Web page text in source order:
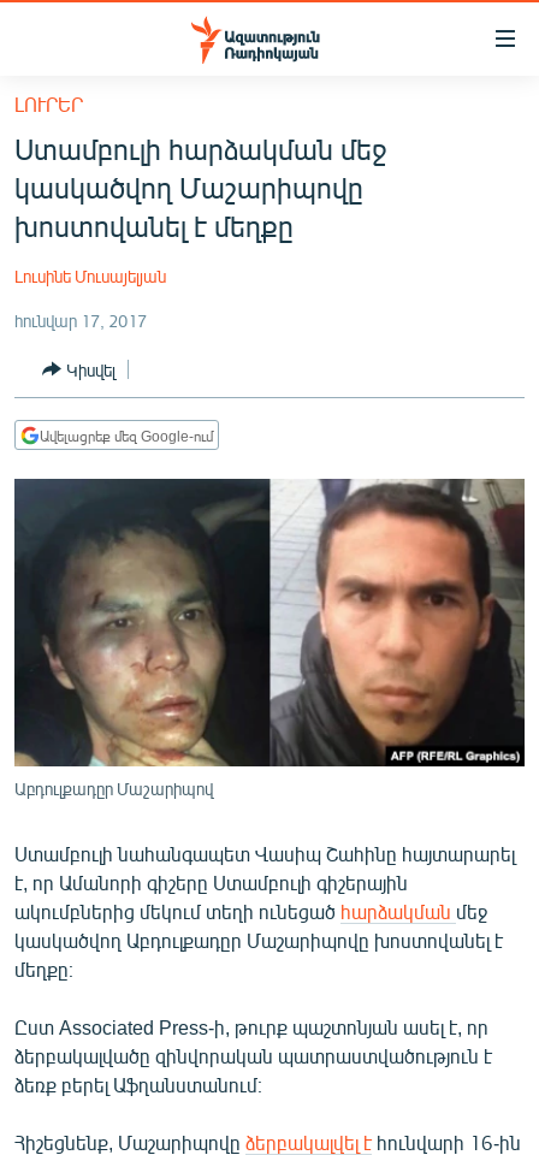
Մատչելիության
հիմնական
բովանդակությանը
Անցնել
հիմնական
մենյուին
ՀԱՅԱՍՏԱՆ
ՔԱՂԱՔԱԿԱՆ
ՏՆՏԵՍՈՒԹՅՈՒՆ
ՂԱՐԱԲԱՂ
ՄԻՋԱԶԳԱՅԻՆ
ՄՇԱԿՈՒՅԹ
ՍՊՈՐՏ
ՄԵԿՆԱԲԱՆՈՒԹՅՈՒՆ
ՏՏ ԵՒ ԻՆՏԵՐՆԵՏ
ՏԵՍԱՆՅՈՒԹԵՐ
ԲԱՆԱՎԵՃ
ՁԳՏԵԼՈՎ ԼԱՎԱԳՈՒՅՆԻՆ
Հայերեն
English
Русский
ԼՈՒՐԵՐ
Ստամբուլի հարձակման մեջ
կասկածվող Մաշարիպովը
խոստովանել է մեղքը
Լուսինե Մուսայելյան
հունվար 17, 2017
Կիսվել
Ավելացրեք մեզ Google-ում
Աբդուլքադըր Մաշարիպով
Ստամբուլի նահանգապետ Վասիպ Շահինը հայտարարել
է, որ Ամանորի գիշերը Ստամբուլի գիշերային
ակումբներից մեկում տեղի ունեցած հարձակման մեջ
կասկածվող Աբդուլքադըր Մաշարիպովը խոստովանել է
մեղքը։
Ըստ Associated Press-ի, թուրք պաշտոնյան ասել է, որ
ձերբակալվածը զինվորական պատրաստվածություն է
ձեռք բերել Աֆղանստանում։
Հիշեցնենք, Մաշարիպովը ձերբակալվել էհունվարի 16-ին